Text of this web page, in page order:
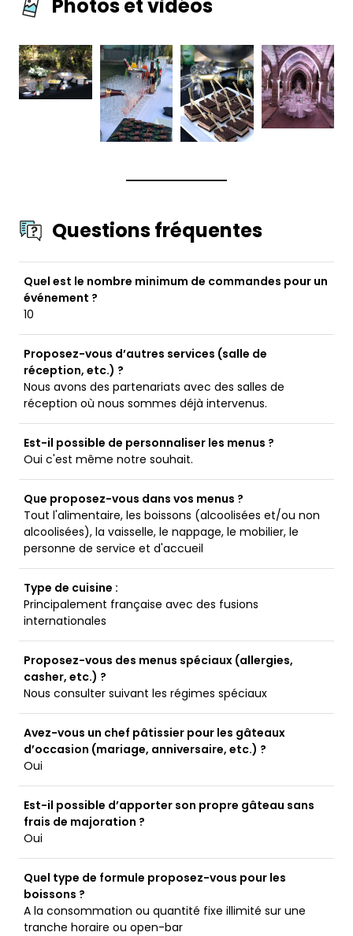
Photos et vidéos
Questions fréquentes
Quel est le nombre minimum de commandes pour un
événement ?
10
Proposez-vous d’autres services (salle de
réception, etc.) ?
Nous avons des partenariats avec des salles de
réception où nous sommes déjà intervenus.
Est-il possible de personnaliser les menus ?
Oui c'est même notre souhait.
Que proposez-vous dans vos menus ?
Tout l'alimentaire, les boissons (alcoolisées et/ou non
alcoolisées), la vaisselle, le nappage, le mobilier, le
personne de service et d'accueil
Type de cuisine :
Principalement française avec des fusions
internationales
Proposez-vous des menus spéciaux (allergies,
casher, etc.) ?
Nous consulter suivant les régimes spéciaux
Avez-vous un chef pâtissier pour les gâteaux
d’occasion (mariage, anniversaire, etc.) ?
Oui
Est-il possible d’apporter son propre gâteau sans
frais de majoration ?
Oui
Quel type de formule proposez-vous pour les
boissons ?
A la consommation ou quantité fixe illimité sur une
tranche horaire ou open-bar